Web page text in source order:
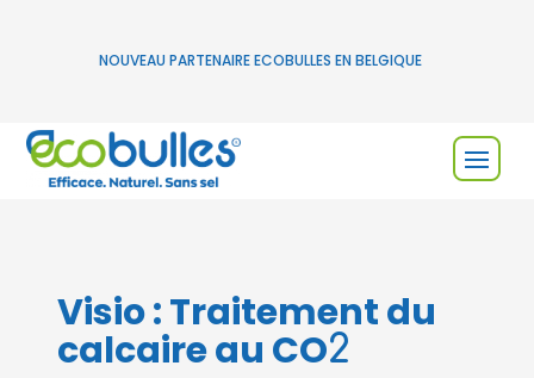
NOUVEAU PARTENAIRE ECOBULLES EN BELGIQUE
Visio : Traitement du
calcaire au CO2